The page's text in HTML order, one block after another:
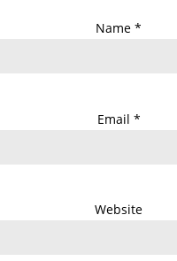
Name *
Email *
Website